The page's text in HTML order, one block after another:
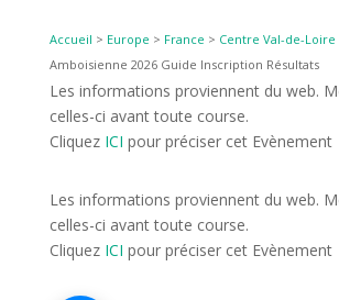
Accueil > Europe > France > Centre Val-de-Loire
Amboisienne 2026 Guide Inscription Résultats
Les informations proviennent du web.
celles-ci avant toute course.
Cliquez ICI pour préciser cet Evènement
Les informations proviennent du web.
celles-ci avant toute course.
Cliquez ICI pour préciser cet Evènement